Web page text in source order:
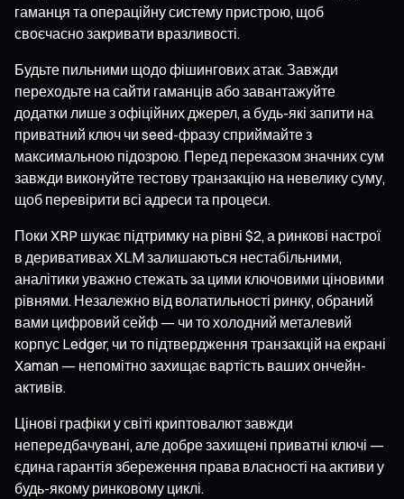
гаманця та операційну систему пристрою, щоб
своєчасно закривати вразливості.
Будьте пильними щодо фішингових атак. Завжди
переходьте на сайти гаманців або завантажуйте
додатки лише з офіційних джерел, а будь-які запити на
приватний ключ чи seed-фразу сприймайте з
максимальною підозрою. Перед переказом значних сум
завжди виконуйте тестову транзакцію на невелику суму,
щоб перевірити всі адреси та процеси.
Поки XRP шукає підтримку на рівні $2, а ринкові настрої
в деривативах XLM залишаються нестабільними,
аналітики уважно стежать за цими ключовими ціновими
рівнями. Незалежно від волатильності ринку, обраний
вами цифровий сейф — чи то холодний металевий
корпус Ledger, чи то підтвердження транзакцій на екрані
Xaman — непомітно захищає вартість ваших ончейн-
активів.
Цінові графіки у світі криптовалют завжди
непередбачувані, але добре захищені приватні ключі —
єдина гарантія збереження права власності на активи у
будь-якому ринковому циклі.